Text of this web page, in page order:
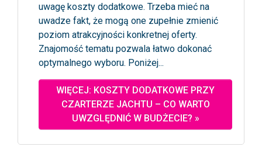
uwagę koszty dodatkowe. Trzeba mieć na
uwadze fakt, że mogą one zupełnie zmienić
poziom atrakcyjności konkretnej oferty.
Znajomość tematu pozwala łatwo dokonać
optymalnego wyboru. Poniżej...
WIĘCEJ: KOSZTY DODATKOWE PRZY
CZARTERZE JACHTU – CO WARTO
UWZGLĘDNIĆ W BUDŻECIE? »